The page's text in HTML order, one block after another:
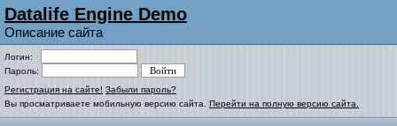
Datalife Engine Demo
Описание сайта
Логин:
Пароль:
Регистрация на сайте! Забыли пароль?
Вы просматриваете мобильную версию сайта. Перейти на полную версию сайта.